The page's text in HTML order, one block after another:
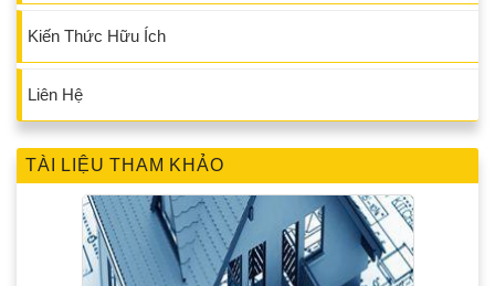
Kiến Thức Hữu Ích
Liên Hệ
TÀI LIỆU THAM KHẢO